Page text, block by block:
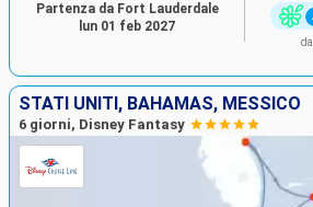
da
Partenza da Fort Lauderdale
lun 01 feb 2027
STATI UNITI, BAHAMAS, MESSICO
6 giorni, Disney Fantasy